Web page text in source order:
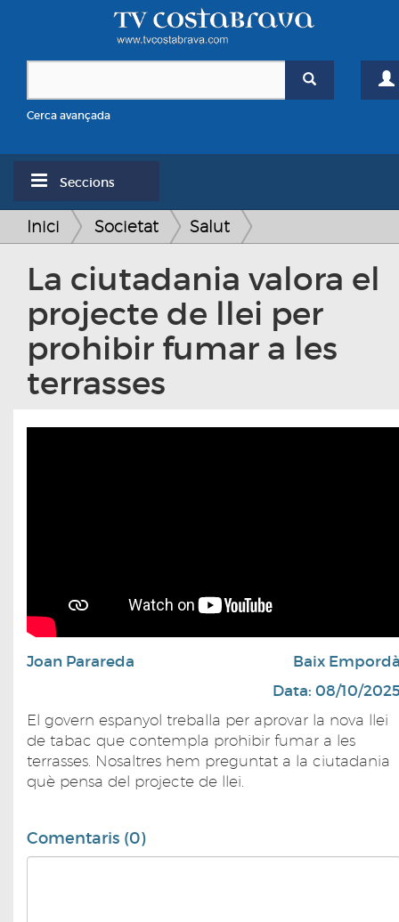
Cerca avançada
Seccions
Inici Societat Salut
La ciutadania valora el
projecte de llei per
prohibir fumar a les
terrasses
Joan Parareda
Baix
Data: 08/10/
El govern espanyol treballa per aprovar la nova llei
de tabac que contempla prohibir fumar a les
terrasses. Nosaltres hem preguntat a la ciutadania
què pensa del projecte de llei.
Comentaris (0)